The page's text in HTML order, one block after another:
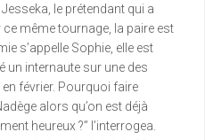
le prétendant qui a
même tournage, la paire est
s’appelle Sophie, elle est
un internaute sur une des
février. Pourquoi faire
alors qu’on est déjà
heureux ?” l’interrogea.